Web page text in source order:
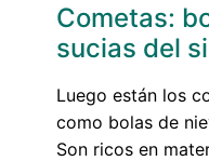
Cometas:
sucias del
Luego están los
como bolas de
Son ricos en